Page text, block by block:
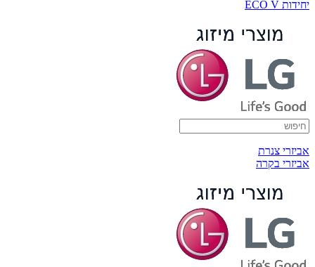
יחידות ECO V
אביזרי צנרת
אביזרי בקרה